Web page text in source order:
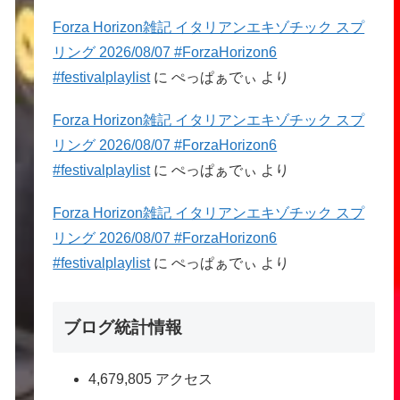
Forza Horizon雑記 イタリアンエキゾチック スプ
リング 2026/08/07 #ForzaHorizon6
#festivalplaylistにぺっぱぁでぃ より
Forza Horizon雑記 イタリアンエキゾチック スプ
リング 2026/08/07 #ForzaHorizon6
#festivalplaylistにぺっぱぁでぃ より
Forza Horizon雑記 イタリアンエキゾチック スプ
リング 2026/08/07 #ForzaHorizon6
#festivalplaylistにぺっぱぁでぃ より
ブログ統計情報
4,679,805 アクセス